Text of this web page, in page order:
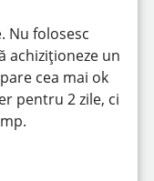
Nu folosesc
achiziționeze un
cea mai ok
pentru 2 zile, ci